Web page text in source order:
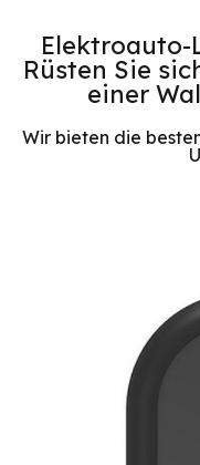
Elektroauto-
Rüsten Sie
einer
Wir bieten die